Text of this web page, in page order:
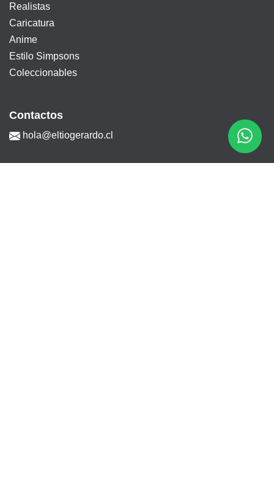
Realistas
Caricatura
Anime
Estilo Simpsons
Coleccionables
Contactos
hola@eltiogerardo.cl